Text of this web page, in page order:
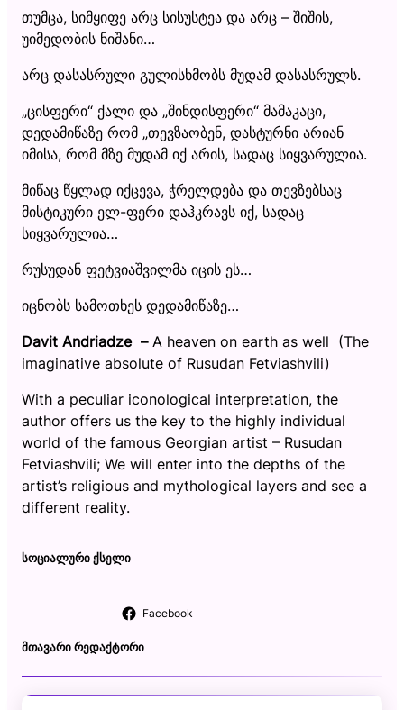
თუმცა, სიმყიფე არც სისუსტეა და არც – შიშის,
უიმედობის ნიშანი…
არც დასასრული გულისხმობს მუდამ დასასრულს.
„ცისფერი“ ქალი და „შინდისფერი“ მამაკაცი,
დედამიწაზე რომ „თევზაობენ, დასტურნი არიან
იმისა, რომ მზე მუდამ იქ არის, სადაც სიყვარულია.
მიწაც წყლად იქცევა, ჭრელდება და თევზებსაც
მისტიკური ელ-ფერი დაჰკრავს იქ, სადაც
სიყვარულია…
რუსუდან ფეტვიაშვილმა იცის ეს…
იცნობს სამოთხეს დედამიწაზე…
Davit Andriadze – A heaven on earth as well (The
imaginative absolute of Rusudan Fetviashvili)
With a peculiar iconological interpretation, the
author offers us the key to the highly individual
world of the famous Georgian artist – Rusudan
Fetviashvili; We will enter into the depths of the
artist’s religious and mythological layers and see a
different reality.
ᲡᲝᲪᲘᲐᲚᲣᲠᲘ ᲥᲡᲔᲚᲘ
Facebook
ᲛᲗᲐᲕᲐᲠᲘ ᲠᲔᲓᲐᲥᲢᲝᲠᲘ